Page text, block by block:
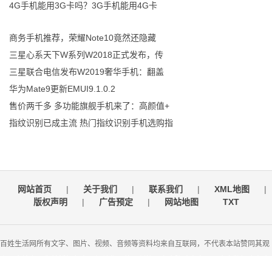
4G手机能用3G卡吗？3G手机能用4G卡
商务手机推荐，荣耀Note10竟然还隐藏
三星心系天下W系列W2018正式发布，传
三星联合电信发布W2019奢华手机：翻盖
华为Mate9更新EMUI9.1.0.2
售价两千多 多功能旗舰手机来了：高颜值+
指纹识别已成主流 热门指纹识别手机选购指
网站首页 | 关于我们 | 联系我们 | XML地图
|
版权声明
| 广告预定 | 网站地图 TXT
百姓生活网所有文字、图片、视频、音频等资料均来自互联网，不代表本站赞同其观